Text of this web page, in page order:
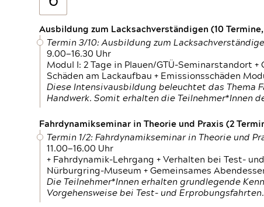
Ausbildung zum Lacksachverständigen (10
Termin 3/10: Ausbildung zum
9.00—16.30 Uhr
Modul I: 2 Tage in Plauen/GTÜ-Seminarstandort
Schäden am Lackaufbau + Emissionsschäden
Diese Intensivausbildung beleuchtet das Thema
Handwerk. Somit erhalten die Teilnehmer*Innen
Fahrdynamikseminar in Theorie und Praxis (2
Termin 1/2: Fahrdynamikseminar in Theorie und
11.00—16.00 Uhr
+ Fahrdynamik-Lehrgang + Verhalten bei Test-
Nürburgring-Museum + Gemeinsames
Die Teilnehmer*Innen erhalten grundlegende
Vorgehensweise bei Test- und